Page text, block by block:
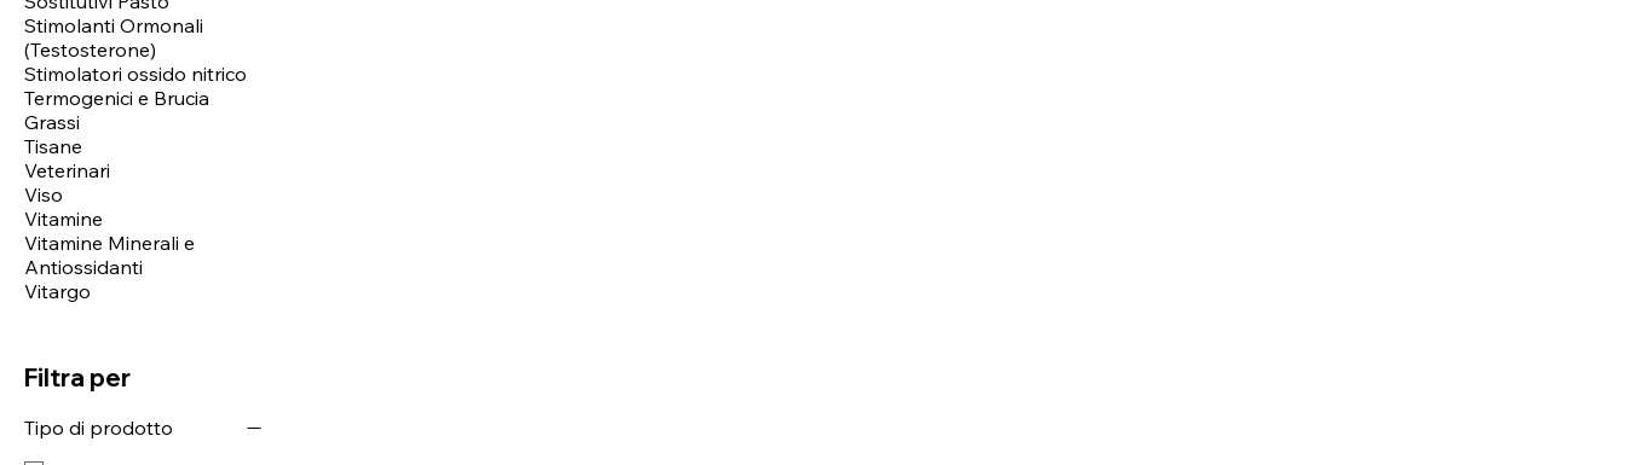
Stimolanti Ormonali
(Testosterone)
Stimolatori ossido nitrico
Termogenici e Brucia
Grassi
Tisane
Veterinari
Viso
Vitamine
Vitamine Minerali e
Antiossidanti
Vitargo
Filtra per
Tipo di prodotto